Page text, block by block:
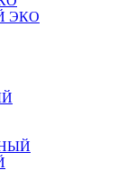
ЭКО